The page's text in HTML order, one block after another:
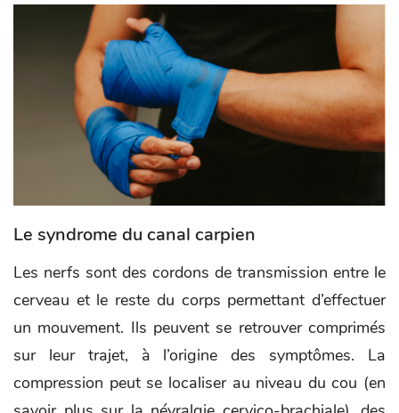
Le syndrome du canal carpien
Les nerfs sont des cordons de transmission entre le
cerveau et le reste du corps permettant d’effectuer
un mouvement. Ils peuvent se retrouver comprimés
sur leur trajet, à l’origine des symptômes. La
compression peut se localiser au niveau du cou (en